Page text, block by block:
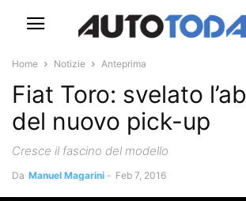
Home Notizie Anteprima
Fiat Toro: svelato
del nuovo pick-up
Cresce il fascino del modello
Da Manuel Magarini - Feb 7, 2016